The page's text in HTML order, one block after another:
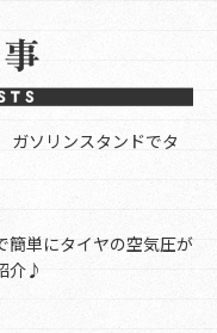
ガソリンスタンドでタ
簡単にタイヤの空気圧が
介♪